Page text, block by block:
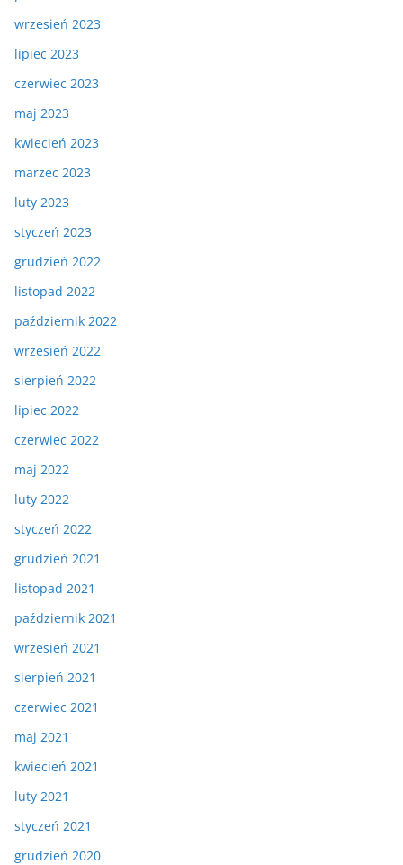
wrzesień 2023
lipiec 2023
czerwiec 2023
maj 2023
kwiecień 2023
marzec 2023
luty 2023
styczeń 2023
grudzień 2022
listopad 2022
październik 2022
wrzesień 2022
sierpień 2022
lipiec 2022
czerwiec 2022
maj 2022
luty 2022
styczeń 2022
grudzień 2021
listopad 2021
październik 2021
wrzesień 2021
sierpień 2021
czerwiec 2021
maj 2021
kwiecień 2021
luty 2021
styczeń 2021
grudzień 2020